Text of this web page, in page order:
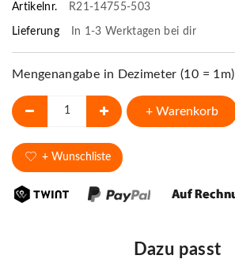
Artikelnr. R21-14755-503
Lieferung In 1-3 Werktagen bei dir
Mengenangabe in Dezimeter (10 = 1m)
+ Warenkorb
+ Wunschliste
Dazu passt